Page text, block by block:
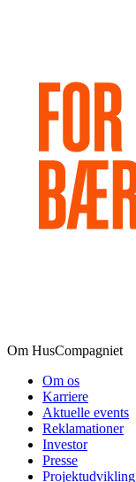
Om HusCompagniet
Om os
Karriere
Aktuelle events
Reklamationer
Investor
Presse
Projektudvikling